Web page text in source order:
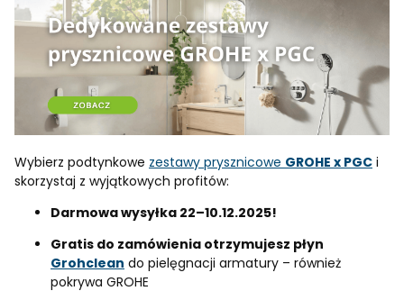
Wybierz podtynkowe zestawy prysznicowe GROHE x PGC i
skorzystaj z wyjątkowych profitów:
Darmowa wysyłka 22–10.12.2025!
Gratis do zamówienia otrzymujesz płyn
Grohclean do pielęgnacji armatury – również
pokrywa GROHE